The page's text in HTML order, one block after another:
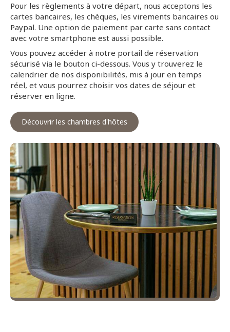
Pour les règlements à votre départ, nous acceptons les
cartes bancaires, les chèques, les virements bancaires ou
Paypal. Une option de paiement par carte sans contact
avec votre smartphone est aussi possible.
Vous pouvez accéder à notre portail de réservation
sécurisé via le bouton ci-dessous. Vous y trouverez le
calendrier de nos disponibilités, mis à jour en temps
réel, et vous pourrez choisir vos dates de séjour et
réserver en ligne.
Découvrir les chambres d'hôtes